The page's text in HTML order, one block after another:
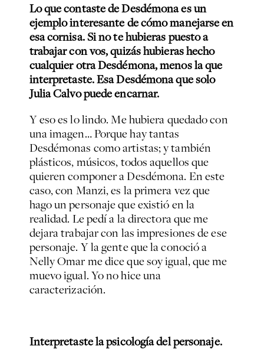
Lo que contaste de Desdémona es un
ejemplo interesante de cómo manejarse en
esa cornisa. Si no te hubieras puesto a
trabajar con vos, quizás hubieras hecho
cualquier otra Desdémona, menos la que
interpretaste. Esa Desdémona que solo
Julia Calvo puede encarnar.
Y eso es lo lindo. Me hubiera quedado con
una imagen… Porque hay tantas
Desdémonas como artistas; y también
plásticos, músicos, todos aquellos que
quieren componer a Desdémona. En este
caso, con Manzi, es la primera vez que
hago un personaje que existió en la
realidad. Le pedí a la directora que me
dejara trabajar con las impresiones de ese
personaje. Y la gente que la conoció a
Nelly Omar me dice que soy igual, que me
muevo igual. Yo no hice una
caracterización.
Interpretaste la psicología del personaje.